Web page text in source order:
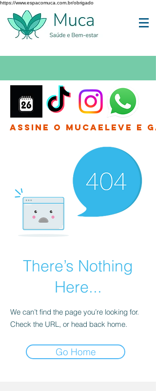
https://www.espacomuca.com.br/obrigado
Assine o MucaEleve e
There’s Nothing
Here...
We can’t find the page you’re looking for.
Check the URL, or head back home.
Go Home